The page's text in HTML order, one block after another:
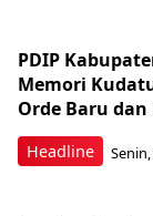
Headline
PDIP
Memori
Orde Baru